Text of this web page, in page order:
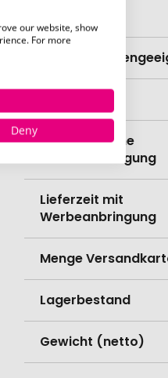
Lieferzeit ohne
Werbeanbringung
Lieferzeit mit
Werbeanbringung
Menge
Lagerbestand
Gewicht (netto)
our website, show
For more
Deny